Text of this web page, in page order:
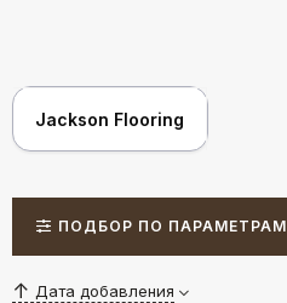
Jackson Flooring
ПОДБОР ПО ПАРАМЕТРАМ
Дата добавления